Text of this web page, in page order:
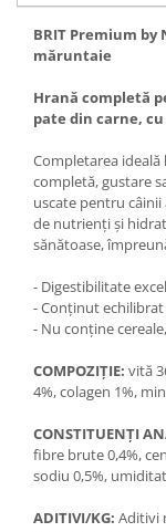
BRIT Premium
măruntaie
Hrană completă
pate din carne,
Completarea ideală
completă, gustare
uscate pentru
de nutrienţi şi
sănătoase,
- Digestibilitate
- Conţinut
- Nu conţine
COMPOZIȚIE: vită
4%, colagen 1%,
CONSTITUENȚI
fibre brute 0,4%,
sodiu 0,5%,
ADITIVI/KG: Aditivi